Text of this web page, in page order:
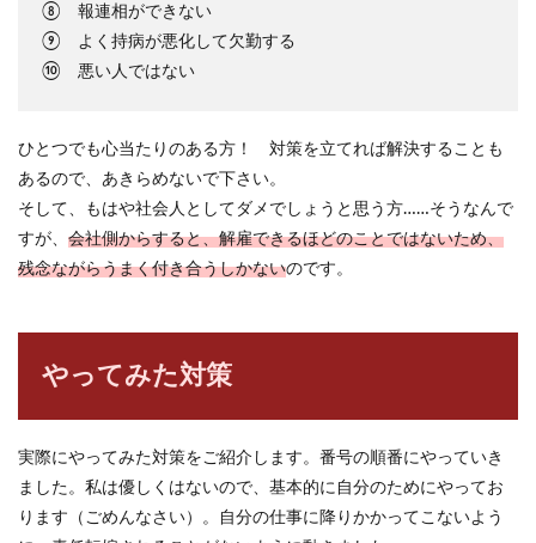
⑧ 報連相ができない
⑨ よく持病が悪化して欠勤する
⑩ 悪い人ではない
ひとつでも心当たりのある方！ 対策を立てれば解決することも
あるので、あきらめないで下さい。
そして、もはや社会人としてダメでしょうと思う方……そうなんで
すが、 会社側からすると、解雇できるほどのことではないため、
残念ながらうまく付き合うしかないのです。
やってみた対策
実際にやってみた対策をご紹介します。番号の順番にやっていき
ました。私は優しくはないので、基本的に自分のためにやってお
ります（ごめんなさい）。自分の仕事に降りかかってこないよう